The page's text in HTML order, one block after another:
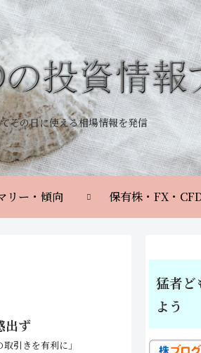
その日に使える相場情報を発信
リー・傾向 保有株・FX・
出ず
引きを有利に」
猛者ど
よう